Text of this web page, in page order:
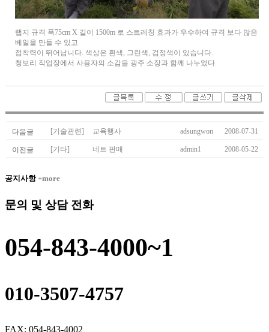
랩지 규격 폭75cm X 길이 1500m 로 스트레칭 효과가 우수하여 규격 보다 많은
베일을 만들 수 있고
접착력이 뛰어납니다. 색상은 흰색, 그린색, 검정색이 있습니다.
청보리 작업장에서 사용자의 소감을 광주 소장과 함께 나누었다.
다음글 [기술관련] 교육행사 adsungwon 2008-07-31
이전글 [기타] 네트 판매 admin1 2008-05-22
공지사항+more
문의 및 상담 전화
054-843-4000~1
010-3507-4757
FAX: 054-843-4002